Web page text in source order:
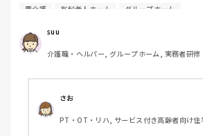
要介護 有料老人ホーム グループホーム
suu
介護職・ヘルパー, グループホーム, 実務者研修
さお
PT・OT・リハ, サービス付き高齢者向け住